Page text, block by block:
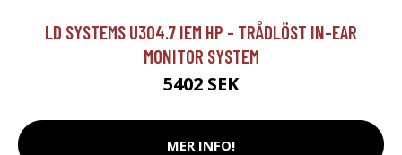
LD SYSTEMS U304.7 IEM HP - TRÅDLÖST IN-EAR
MONITOR SYSTEM
5402 SEK
MER INFO!